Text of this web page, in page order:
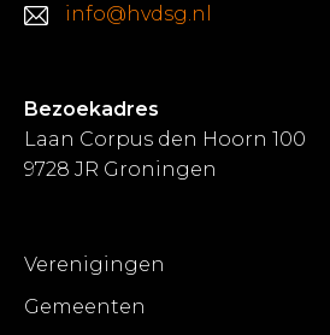
info@hvdsg.nl
Bezoekadres
Laan Corpus den Hoorn 100
9728 JR Groningen
Verenigingen
Gemeenten